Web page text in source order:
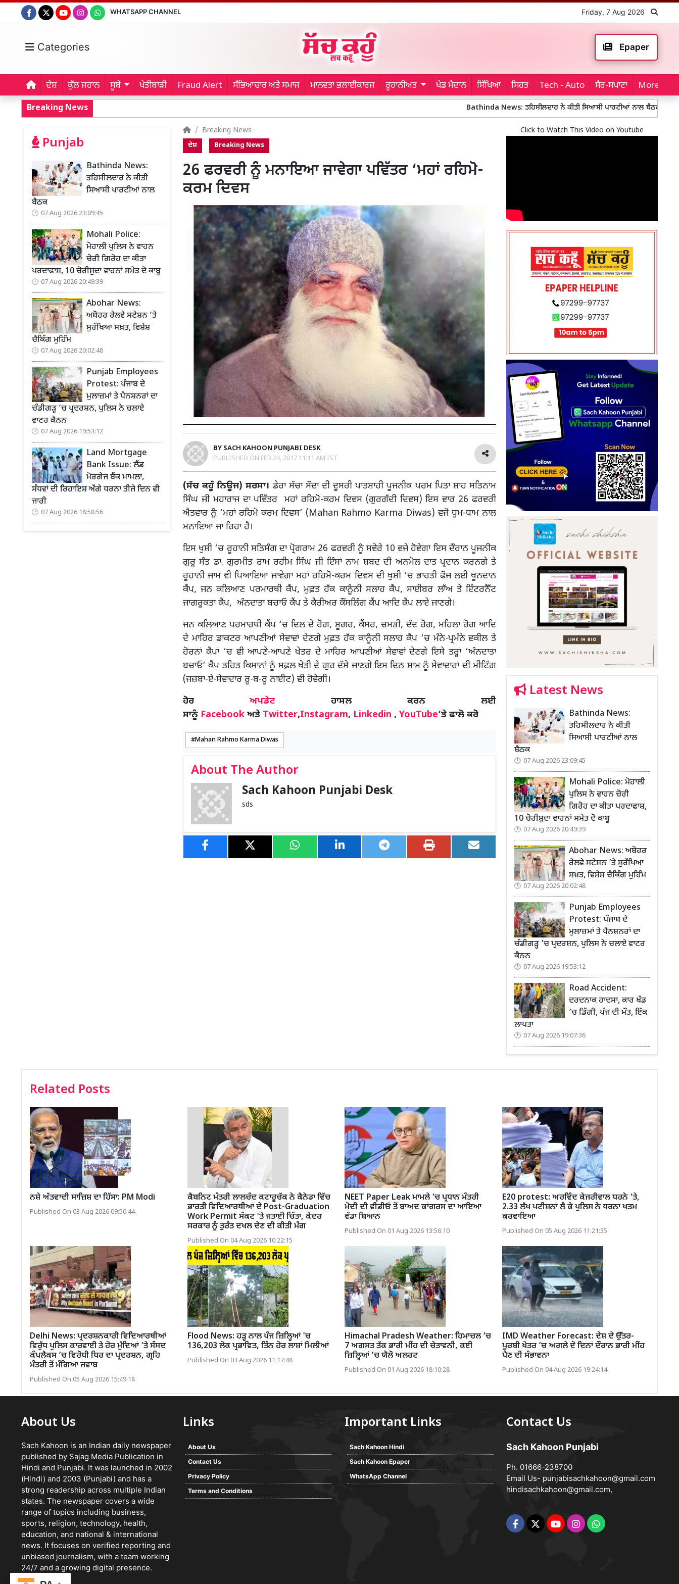
WHATSAPP CHANNEL Friday, 7 Aug 2026
Categories Epaper
ਦੇਸ਼ ਕੁੱਲ ਜਹਾਨ ਸੂਬੇ ਖੇਤੀਬਾੜੀ Fraud Alert ਸੱਭਿਆਚਾਰ ਅਤੇ ਸਮਾਜ ਮਾਨਵਤਾ ਭਲਾਈਕਾਰਜ ਰੂਹਾਨੀਅਤ ਖੇਡ ਮੈਦਾਨ ਸਿੱਖਿਆ ਸਿਹਤ Tech - Auto ਸੈਰ-ਸਪਾਟਾ More...
Breaking News Bathinda News: ਤਹਿਸੀਲਦਾਰ ਨੇ ਕੀਤੀ ਸਿਆਸੀ ਪਾਰਟੀਆਂ ਨਾਲ ਬੈਠਕ Mohali
Punjab
Bathinda News:
ਤਹਿਸੀਲਦਾਰ ਨੇ ਕੀਤੀ
ਸਿਆਸੀ ਪਾਰਟੀਆਂ ਨਾਲ
ਬੈਠਕ
07 Aug 2026 23:09:45
Mohali Police:
ਮੋਹਾਲੀ ਪੁਲਿਸ ਨੇ ਵਾਹਨ
ਚੋਰੀ ਗਿਰੋਹ ਦਾ ਕੀਤਾ
ਪਰਦਾਫਾਸ਼, 10 ਚੋਰੀਸ਼ੁਦਾ ਵਾਹਨਾਂ ਸਮੇਤ ਦੋ ਕਾਬੂ
07 Aug 2026 20:49:39
Abohar News:
ਅਬੋਹਰ ਰੇਲਵੇ ਸਟੇਸ਼ਨ ’ਤੇ
ਸੁਰੱਖਿਆ ਸਖ਼ਤ, ਵਿਸ਼ੇਸ਼
ਚੈਕਿੰਗ ਮੁਹਿੰਮ
07 Aug 2026 20:02:48
Punjab Employees
Protest: ਪੰਜਾਬ ਦੇ
ਮੁਲਾਜ਼ਮਾਂ ਤੇ ਪੈਨਸ਼ਨਰਾਂ ਦਾ
ਚੰਡੀਗੜ੍ਹ ’ਚ ਪ੍ਰਦਰਸ਼ਨ, ਪੁਲਿਸ ਨੇ ਚਲਾਏ
ਵਾਟਰ ਕੈਨਨ
07 Aug 2026 19:53:12
Land Mortgage
Bank Issue: ਲੈਂਡ
ਮੋਰਗੇਜ ਬੈਂਕ ਮਾਮਲਾ,
ਸੰਧਵਾਂ ਦੀ ਰਿਹਾਇਸ਼ ਅੱਗੇ ਧਰਨਾ ਤੀਜੇ ਦਿਨ ਵੀ
ਜਾਰੀ
07 Aug 2026 18:58:56
Breaking News
ਦੇਸ਼ Breaking News
26 ਫਰਵਰੀ ਨੂੰ ਮਨਾਇਆ ਜਾਵੇਗਾ ਪਵਿੱਤਰ ‘ਮਹਾਂ ਰਹਿਮੋ-
ਕਰਮ ਦਿਵਸ
BY SACH KAHOON PUNJABI DESK
PUBLISHED ON FEB 24, 2017 11:11 AM IST
(ਸੱਚ ਕਹੂੰ ਨਿਊਜ) ਸਰਸਾ। ਡੇਰਾ ਸੱਚਾ ਸੌਦਾ ਦੀ ਦੂਸਰੀ ਪਾਤਸ਼ਾਹੀ ਪੂਜਨੀਕ ਪਰਮ ਪਿਤਾ ਸ਼ਾਹ ਸਤਿਨਾਮ
ਸਿੰਘ ਜੀ ਮਹਾਰਾਜ ਦਾ ਪਵਿੱਤਰ ਮਹਾਂ ਰਹਿਮੋ-ਕਰਮ ਦਿਵਸ (ਗੁਰਗੱਦੀ ਦਿਵਸ) ਇਸ ਵਾਰ 26 ਫਰਵਰੀ
ਐਤਵਾਰ ਨੂੰ ‘ਮਹਾਂ ਰਹਿਮੋ ਕਰਮ ਦਿਵਸ’ (Mahan Rahmo Karma Diwas) ਵਜੋਂ ਧੂਮ-ਧਾਮ ਨਾਲ
ਮਨਾਇਆ ਜਾ ਰਿਹਾ ਹੈ।
ਇਸ ਖੁਸ਼ੀ ‘ਚ ਰੂਹਾਨੀ ਸਤਿਸੰਗ ਦਾ ਪ੍ਰੋਗਰਾਮ 26 ਫਰਵਰੀ ਨੂੰ ਸਵੇਰੇ 10 ਵਜੇ ਹੋਵੇਗਾ ਇਸ ਦੌਰਾਨ ਪੂਜਨੀਕ
ਗੁਰੂ ਸੰਤ ਡਾ. ਗੁਰਮੀਤ ਰਾਮ ਰਹੀਮ ਸਿੰਘ ਜੀ ਇੰਸਾਂ ਨਾਮ ਸ਼ਬਦ ਦੀ ਅਨਮੋਲ ਦਾਤ ਪ੍ਰਦਾਨ ਕਰਨਗੇ ਤੇ
ਰੂਹਾਨੀ ਜਾਮ ਵੀ ਪਿਆਇਆ ਜਾਵੇਗਾ ਮਹਾਂ ਰਹਿਮੋ-ਕਰਮ ਦਿਵਸ ਦੀ ਖੁਸ਼ੀ ‘ਚ ਭਾਰਤੀ ਫੌਜ ਲਈ ਖੂਨਦਾਨ
ਕੈਂਪ, ਜਨ ਕਲਿਆਣ ਪਰਮਾਰਥੀ ਕੈਂਪ, ਮੁਫ਼ਤ ਹੱਕ ਕਾਨੂੰਨੀ ਸਲਾਹ ਕੈਂਪ, ਸਾਈਬਰ ਲਾੱਅ ਤੇ ਇੰਟਰਨੈੱਟ
ਜਾਗਰੂਕਤਾ ਕੈਂਪ, ਅੰਨਦਾਤਾ ਬਚਾਓ ਕੈਂਪ ਤੇ ਕੈਰੀਅਰ ਕੌਂਸਲਿੰਗ ਕੈਂਪ ਆਦਿ ਕੈਂਪ ਲਾਏ ਜਾਣਗੇ।
ਜਨ ਕਲਿਆਣ ਪਰਮਾਰਥੀ ਕੈਂਪ ‘ਚ ਦਿਲ ਦੇ ਰੋਗ, ਸ਼ੂਗਰ, ਕੈਂਸਰ, ਚਮੜੀ, ਦੰਦ ਰੋਗ, ਮਹਿਲਾ ਰੋਗ ਆਦਿ
ਦੇ ਮਾਹਿਰ ਡਾਕਟਰ ਆਪਣੀਆਂ ਸੇਵਾਵਾਂ ਦੇਣਗੇ ਮੁਫ਼ਤ ਹੱਕ ਕਾਨੂੰਨੀ ਸਲਾਹ ਕੈਂਪ ‘ਚ ਮੰਨੇ-ਪ੍ਰਮੰਨੇ ਵਕੀਲ ਤੇ
ਹੋਰਨਾਂ ਕੈਂਪਾਂ ‘ਚ ਵੀ ਆਪਣੇ-ਆਪਣੇ ਖੇਤਰ ਦੇ ਮਾਹਿਰ ਆਪਣੀਆਂ ਸੇਵਾਵਾਂ ਦੇਣਗੇ ਇਸੇ ਤਰ੍ਹਾਂ ‘ਅੰਨਦਾਤਾ
ਬਚਾਓ’ ਕੈਂਪ ਤਹਿਤ ਕਿਸਾਨਾਂ ਨੂੰ ਸਫ਼ਲ ਖੇਤੀ ਦੇ ਗੁਰ ਦੱਸੇ ਜਾਣਗੇ ਇਸ ਦਿਨ ਸ਼ਾਮ ਨੂੰ ਸੇਵਾਦਾਰਾਂ ਦੀ ਮੀਟਿੰਗ
(ਜਜ਼ਬਾ-ਏ-ਸੇਵਾਦਾਰ ਰੂ-ਬ-ਰੂ ਨਾਈਟ) ਵੀ ਹੋਵੇਗੀ।
ਹੋਰਅਪਡੇਟ ਹਾਸਲ ਕਰਨ ਲਈ
ਸਾਨੂੰ Facebook ਅਤੇ Twitter,Instagram, Linkedin , YouTube‘ਤੇ ਫਾਲੋ ਕਰੋ
Mahan Rahmo Karma Diwas
About The Author
Sach Kahoon Punjabi Desk
sds
Click to Watch This Video on Youtube
Latest News
Bathinda News:
ਤਹਿਸੀਲਦਾਰ ਨੇ ਕੀਤੀ
ਸਿਆਸੀ ਪਾਰਟੀਆਂ ਨਾਲ
ਬੈਠਕ
07 Aug 2026 23:09:45
Mohali Police: ਮੋਹਾਲੀ
ਪੁਲਿਸ ਨੇ ਵਾਹਨ ਚੋਰੀ
ਗਿਰੋਹ ਦਾ ਕੀਤਾ ਪਰਦਾਫਾਸ਼,
10 ਚੋਰੀਸ਼ੁਦਾ ਵਾਹਨਾਂ ਸਮੇਤ ਦੋ ਕਾਬੂ
07 Aug 2026 20:49:39
Abohar News: ਅਬੋਹਰ
ਰੇਲਵੇ ਸਟੇਸ਼ਨ ’ਤੇ ਸੁਰੱਖਿਆ
ਸਖ਼ਤ, ਵਿਸ਼ੇਸ਼ ਚੈਕਿੰਗ ਮੁਹਿੰਮ
07 Aug 2026 20:02:48
Punjab Employees
Protest: ਪੰਜਾਬ ਦੇ
ਮੁਲਾਜ਼ਮਾਂ ਤੇ ਪੈਨਸ਼ਨਰਾਂ ਦਾ
ਚੰਡੀਗੜ੍ਹ ’ਚ ਪ੍ਰਦਰਸ਼ਨ, ਪੁਲਿਸ ਨੇ ਚਲਾਏ ਵਾਟਰ
ਕੈਨਨ
07 Aug 2026 19:53:12
Road Accident:
ਦਰਦਨਾਕ ਹਾਦਸਾ, ਕਾਰ ਖੱਡ
’ਚ ਡਿੱਗੀ, ਪੰਜ ਦੀ ਮੌਤ, ਇੱਕ
ਲਾਪਤਾ
07 Aug 2026 19:07:36
Related Posts
ਨਸ਼ੇ ਅੱਤਵਾਦੀ ਸਾਜ਼ਿਸ਼ ਦਾ ਹਿੱਸਾ: PM Modi
Published On 03 Aug 2026 09:50:44
ਕੈਬਨਿਟ ਮੰਤਰੀ ਲਾਲਚੰਦ ਕਟਾਰੂਚੱਕ ਨੇ ਕੈਨੇਡਾ ਵਿੱਚ
ਭਾਰਤੀ ਵਿਦਿਆਰਥੀਆਂ ਦੇ Post-Graduation
Work Permit ਸੰਕਟ 'ਤੇ ਜਤਾਈ ਚਿੰਤਾ, ਕੇਂਦਰ
ਸਰਕਾਰ ਨੂੰ ਤੁਰੰਤ ਦਖਲ ਦੇਣ ਦੀ ਕੀਤੀ ਮੰਗ
Published On 04 Aug 2026 10:22:15
NEET Paper Leak ਮਾਮਲੇ 'ਚ ਪ੍ਰਧਾਨ ਮੰਤਰੀ
ਮੋਦੀ ਦੀ ਵੀਡੀਓ ਤੋਂ ਬਾਅਦ ਕਾਂਗਰਸ ਦਾ ਆਇਆ
ਵੱਡਾ ਬਿਆਨ
Published On 01 Aug 2026 13:56:10
E20 protest: ਅਰਵਿੰਦ ਕੇਜਰੀਵਾਲ ਧਰਨੇ 'ਤੇ,
2.33 ਲੱਖ ਪਟੀਸ਼ਨਾਂ ਲੈ ਕੇ ਪੁਲਿਸ ਨੇ ਧਰਨਾ ਖਤਮ
ਕਰਵਾਇਆ
Published On 05 Aug 2026 11:21:35
Delhi News: ਪ੍ਰਦਰਸ਼ਨਕਾਰੀ ਵਿਦਿਆਰਥੀਆਂ
ਵਿਰੁੱਧ ਪੁਲਿਸ ਕਾਰਵਾਈ ਤੇ ਹੋਰ ਮੁੱਦਿਆਂ 'ਤੇ ਸੰਸਦ
ਕੰਪਲੈਕਸ ’ਚ ਵਿਰੋਧੀ ਧਿਰ ਦਾ ਪ੍ਰਦਰਸ਼ਨ, ਗ੍ਰਹਿ
ਮੰਤਰੀ ਤੋਂ ਮੰਗਿਆ ਜਵਾਬ
Published On 05 Aug 2026 15:49:18
Flood News: ਹੜ੍ਹ ਨਾਲ ਪੰਜ ਜ਼ਿਲ੍ਹਿਆਂ 'ਚ
136,203 ਲੋਕ ਪ੍ਰਭਾਵਿਤ, ਤਿੰਨ ਹੋਰ ਲਾਸ਼ਾਂ ਮਿਲੀਆਂ
Published On 03 Aug 2026 11:17:48
Himachal Pradesh Weather: ਹਿਮਾਚਲ ’ਚ
7 ਅਗਸਤ ਤੱਕ ਭਾਰੀ ਮੀਂਹ ਦੀ ਚੇਤਾਵਨੀ, ਕਈ
ਜ਼ਿਲ੍ਹਿਆਂ ’ਚ ਯੈਲੋ ਅਲਰਟ
Published On 01 Aug 2026 18:10:28
IMD Weather Forecast: ਦੇਸ਼ ਦੇ ਉੱਤਰ-
ਪੂਰਬੀ ਖੇਤਰ ’ਚ ਅਗਲੇ ਦੋ ਦਿਨਾਂ ਦੌਰਾਨ ਭਾਰੀ ਮੀਂਹ
ਪੈਣ ਦੀ ਸੰਭਾਵਨਾ
Published On 04 Aug 2026 19:24:14
About Us
Sach Kahoon is an Indian daily newspaper
published by Sajag Media Publication in
Hindi and Punjabi. It was launched in 2002
(Hindi) and 2003 (Punjabi) and has a
strong readership across multiple Indian
states. The newspaper covers a wide
range of topics including business,
sports, religion, technology, health,
education, and national & international
news. It focuses on verified reporting and
unbiased journalism, with a team working
24/7 and a growing digital presence.
Links
About Us
Contact Us
Privacy Policy
Terms and Conditions
Important Links
Sach Kahoon Hindi
Sach Kahoon Epaper
WhatsApp Channel
Contact Us
Sach Kahoon Punjabi
Ph. 01666-238700
Email Us- punjabisachkahoon@gmail.com
hindisachkahoon@gmail.com,